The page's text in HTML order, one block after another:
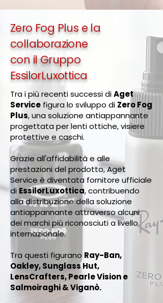
Zero Fog Plus e la
collaborazione
con il Gruppo
EssilorLuxottica
Tra i più recenti successi diAget
Service figura lo sviluppo di Zero Fog
Plus, una soluzione antiappannante
progettata per lenti ottiche, visiere
protettive e caschi.
Grazie all'affidabilità e alle
prestazioni del prodotto, Aget
Service è diventata fornitore ufficiale
di EssilorLuxottica, contribuendo
alla distribuzione della soluzione
antiappannante attraverso alcuni
dei marchi più riconosciuti a livello
internazionale.
Tra questi figurano Ray-Ban,
Oakley, Sunglass Hut,
LensCrafters, Pearle Vision e
Salmoiraghi & Viganò.